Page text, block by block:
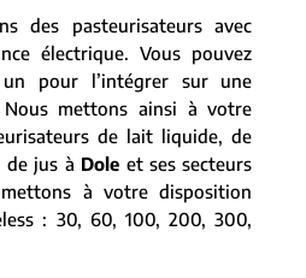
des pasteurisateurs avec
électrique. Vous pouvez
pour l’intégrer sur une
Nous mettons ainsi à votre
de lait liquide, de
de jus à Dole et ses secteurs
à votre disposition
: 30, 60, 100, 200, 300,